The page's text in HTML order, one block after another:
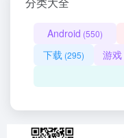
Android (550)
下载 (295) 游戏